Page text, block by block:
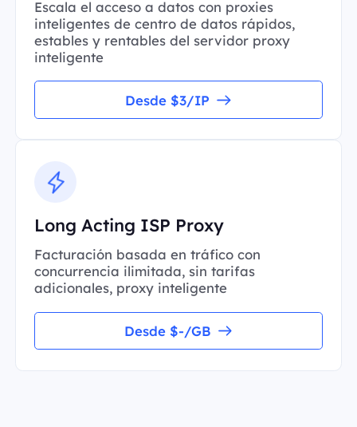
Escala el acceso a datos con proxies
inteligentes de centro de datos rápidos,
estables y rentables del servidor proxy
inteligente
Desde $3/IP
Long Acting ISP Proxy
Facturación basada en tráfico con
concurrencia ilimitada, sin tarifas
adicionales, proxy inteligente
Desde $-/GB